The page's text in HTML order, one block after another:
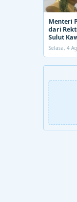
Menteri
dari
Sulut
Bongkar
Selasa, 4